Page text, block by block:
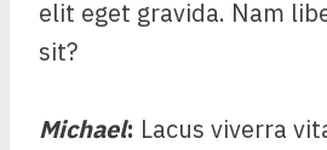
elit eget gravida. Nam
sit?
Michael: Lacus viverra